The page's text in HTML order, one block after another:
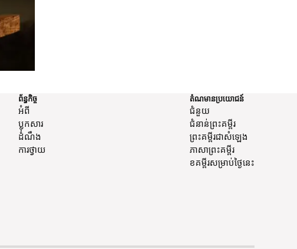
ព័ន្ធកិច្ច
អំពី
ប្លុកសារ
ដំណឹង
ការថ្វាយ
តំណមានប្រយោជន៍
ជំនួយ
ជំនាន់​ព្រះ​គម្ពីរ
ព្រះគម្ពីរជាសំឡេង
ភាសា​ព្រះ​គម្ពីរ
ខគម្ពីរ​សម្រាប់​ថ្ងៃ​នេះ